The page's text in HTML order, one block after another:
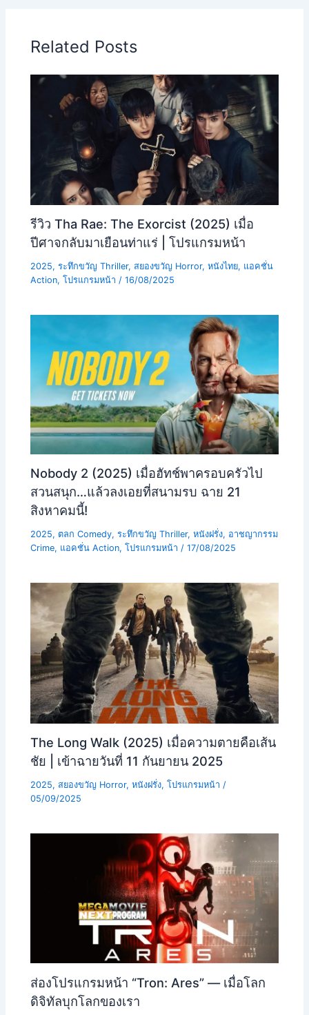
Related Posts
รีวิว Tha Rae: The Exorcist (2025) เมื่อ
ปีศาจกลับมาเยือนท่าแร่ | โปรแกรมหน้า
2025,ระทึกขวัญ Thriller,สยองขวัญ Horror,หนังไทย, แอคชั่น
Action,โปรแกรมหน้า /16/08/2025
Nobody 2 (2025) เมื่อฮัทช์พาครอบครัวไป
สวนสนุก…แล้วลงเอยที่สนามรบ ฉาย 21
สิงหาคมนี้!
2025, ตลก Comedy,ระทึกขวัญ Thriller,หนังฝรั่ง, อาชญากรรม
Crime, แอคชั่น Action,โปรแกรมหน้า /17/08/2025
The Long Walk (2025) เมื่อความตายคือเส้น
ชัย | เข้าฉายวันที่ 11 กันยายน 2025
2025,สยองขวัญ Horror,หนังฝรั่ง,โปรแกรมหน้า /
05/09/2025
ส่องโปรแกรมหน้า “Tron: Ares” — เมื่อโลก
ดิจิทัลบุกโลกของเรา